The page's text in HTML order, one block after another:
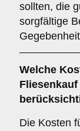
sollten, die
sorgfältige
Welche
Die Kosten